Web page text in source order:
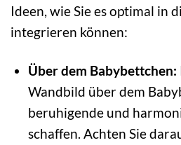
Ideen, wie Sie es optimal in
integrieren können:
Über dem Babybettchen:
Wandbild über dem
beruhigende und
schaffen. Achten Sie